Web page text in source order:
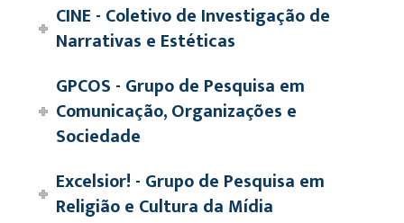
CINE - Coletivo de Investigação de
Narrativas e Estéticas
GPCOS - Grupo de Pesquisa em
Comunicação, Organizações e
Sociedade
Excelsior! - Grupo de Pesquisa em
Religião e Cultura da Mídia